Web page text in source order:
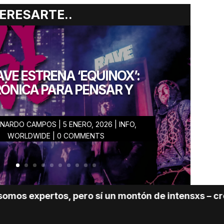
ESTRENA ‘EQUINOX’:
PARA PENSAR Y
CAMPOS 5 ENERO, 2026 INFO,
WORLDWIDE | 0 COMMENTS
pero sí un montón de intensxs – creativxs –